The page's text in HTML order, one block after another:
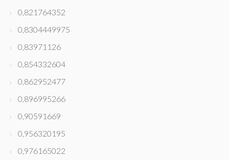
0,821764352
0,8304449975
0,83971126
0,854332604
0,862952477
0,896995266
0,90591669
0,956320195
0,976165022